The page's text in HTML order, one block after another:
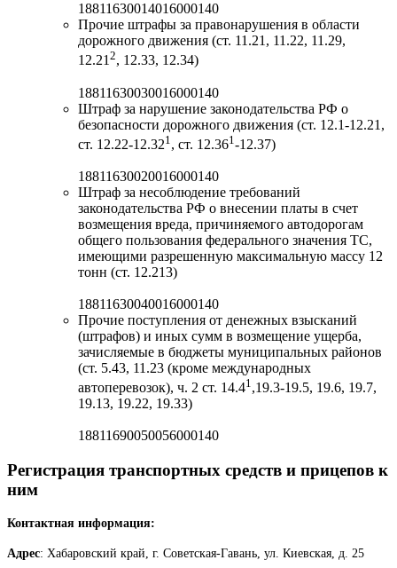
18811630014016000140
Прочие штрафы за правонарушения в области
дорожного движения (ст. 11.21, 11.22, 11.29,
12.212, 12.33, 12.34)
18811630030016000140
Штраф за нарушение законодательства РФ о
безопасности дорожного движения (ст. 12.1-12.21,
ст. 12.22-12.321 , ст. 12.361 -12.37)
18811630020016000140
Штраф за несоблюдение требований
законодательства РФ о внесении платы в счет
возмещения вреда, причиняемого автодорогам
общего пользования федерального значения ТС,
имеющими разрешенную максимальную массу 12
тонн (ст. 12.213)
18811630040016000140
Прочие поступления от денежных взысканий
(штрафов) и иных сумм в возмещение ущерба,
зачисляемые в бюджеты муниципальных районов
(ст. 5.43, 11.23 (кроме международных
автоперевозок), ч. 2 ст. 14.41 ,19.3-19.5, 19.6, 19.7,
19.13, 19.22, 19.33)
18811690050056000140
Регистрация транспортных средств и прицепов к
ним
Контактная информация:
Адрес: Хабаровский край, г. Советская-Гавань, ул. Киевская, д. 25